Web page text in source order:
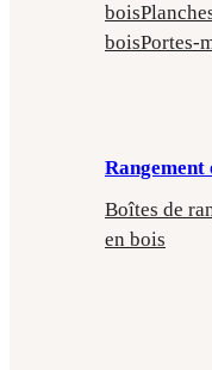
bois
boisPortes-
Boîtes de
en bois